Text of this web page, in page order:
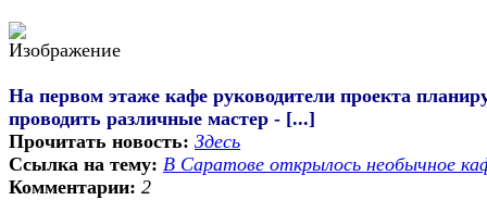
На первом этаже кафе руководители проекта
проводить различные мастер - [...]
Прочитать новость: Здесь
Ссылка на тему: В Саратове открылось необычное
Комментарии: 2